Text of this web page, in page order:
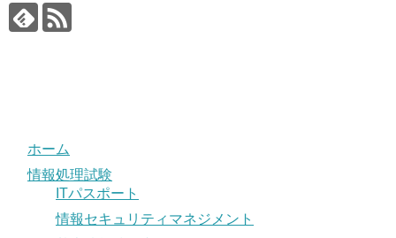
ホーム
情報処理試験
ITパスポート
情報セキュリティマネジメント